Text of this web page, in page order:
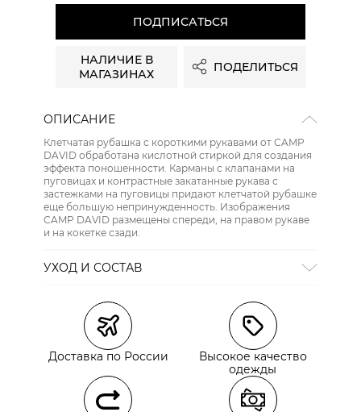
сайте СДЭК
ПОДПИСАТЬСЯ
НАЛИЧИЕ В
МАГАЗИНАХ
ПОДЕЛИТЬСЯ
ОПИСАНИЕ
Клетчатая рубашка с короткими рукавами от CAMP
DAVID обработана кислотной стиркой для создания
эффекта поношенности. Карманы с клапанами на
пуговицах и контрастные закатанные рукава с
застежками на пуговицы придают клетчатой ​​рубашке
еще большую непринужденность. Изображения
CAMP DAVID размещены спереди, на правом рукаве
и на кокетке сзади.
УХОД И СОСТАВ
ХИМИЧЕСКАЯ ЧИСТКА:
Не подвергать химчистке
ГЛАЖЕНИЕ:не гладить горячим (макс. 110 °)
не сушить в стиральной машине
Состав:
Доставка по России
Высокое качество
одежды